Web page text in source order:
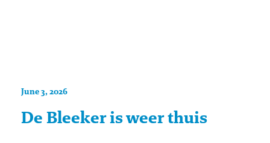
June 3, 2026
De Bleeker is weer thuis